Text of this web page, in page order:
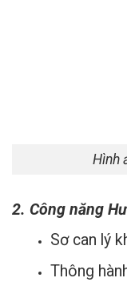
Hình
2. Công năng
Sơ can lý
Thông